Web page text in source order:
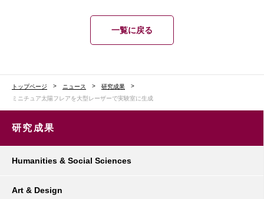
一覧に戻る
トップページ ニュース
研究成果
ミニチュア太陽フレアを大型レーザーで実験室に生成
研究成果
Humanities & Social Sciences
Art & Design